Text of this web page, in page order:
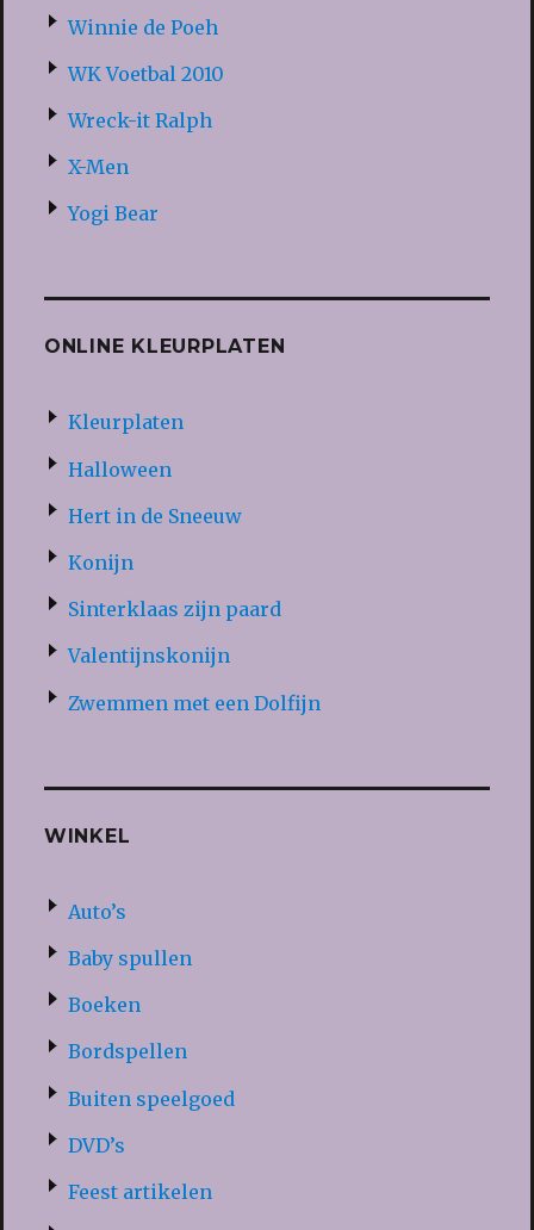
Winnie de Poeh
WK Voetbal 2010
Wreck-it Ralph
X-Men
Yogi Bear
ONLINE KLEURPLATEN
Kleurplaten
Halloween
Hert in de Sneeuw
Konijn
Sinterklaas zijn paard
Valentijnskonijn
Zwemmen met een Dolfijn
WINKEL
Auto’s
Baby spullen
Boeken
Bordspellen
Buiten speelgoed
DVD’s
Feest artikelen